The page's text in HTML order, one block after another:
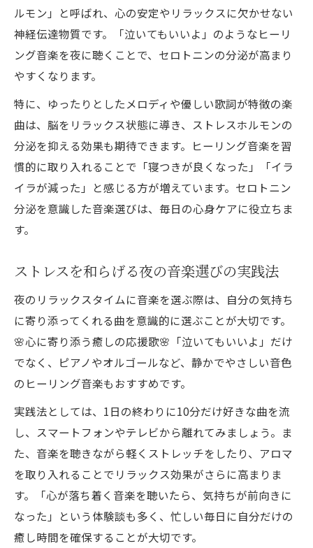
ルモン」と呼ばれ、心の安定やリラックスに欠かせない
神経伝達物質です。「泣いてもいいよ」のようなヒーリ
ング音楽を夜に聴くことで、セロトニンの分泌が高まり
やすくなります。
特に、ゆったりとしたメロディや優しい歌詞が特徴の楽
曲は、脳をリラックス状態に導き、ストレスホルモンの
分泌を抑える効果も期待できます。ヒーリング音楽を習
慣的に取り入れることで「寝つきが良くなった」「イラ
イラが減った」と感じる方が増えています。セロトニン
分泌を意識した音楽選びは、毎日の心身ケアに役立ちま
す。
ストレスを和らげる夜の音楽選びの実践法
夜のリラックスタイムに音楽を選ぶ際は、自分の気持ち
に寄り添ってくれる曲を意識的に選ぶことが大切です。
🌸心に寄り添う癒しの応援歌🌸「泣いてもいいよ」だけ
でなく、ピアノやオルゴールなど、静かでやさしい音色
のヒーリング音楽もおすすめです。
実践法としては、1日の終わりに10分だけ好きな曲を流
し、スマートフォンやテレビから離れてみましょう。ま
た、音楽を聴きながら軽くストレッチをしたり、アロマ
を取り入れることでリラックス効果がさらに高まりま
す。「心が落ち着く音楽を聴いたら、気持ちが前向きに
なった」という体験談も多く、忙しい毎日に自分だけの
癒し時間を確保することが大切です。